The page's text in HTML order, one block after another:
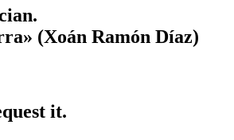
(Xoán Ramón Díaz)
it.